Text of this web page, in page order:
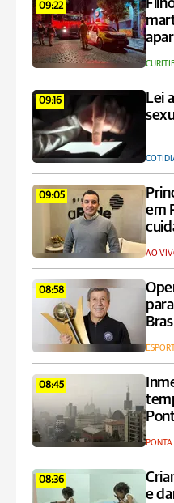
09:22
09:16
Lei
09:05
em
AO
08:58
08:45
PONTA
08:36
e